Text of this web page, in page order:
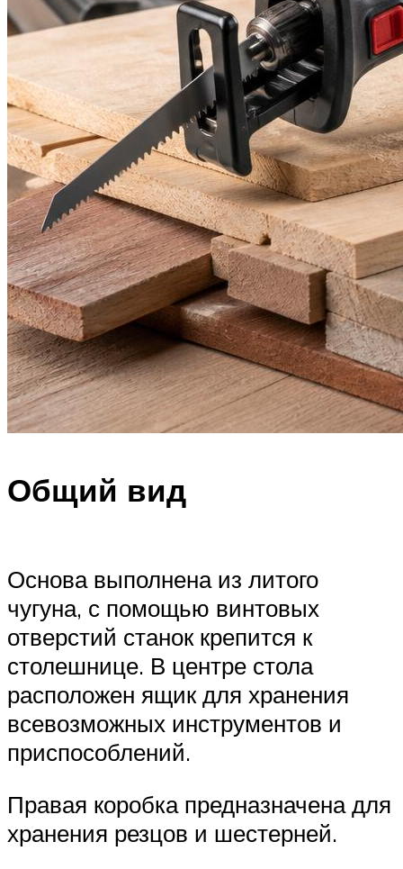
Общий вид
Основа выполнена из литого
чугуна, с помощью винтовых
отверстий станок крепится к
столешнице. В центре стола
расположен ящик для хранения
всевозможных инструментов и
приспособлений.
Правая коробка предназначена для
хранения резцов и шестерней.